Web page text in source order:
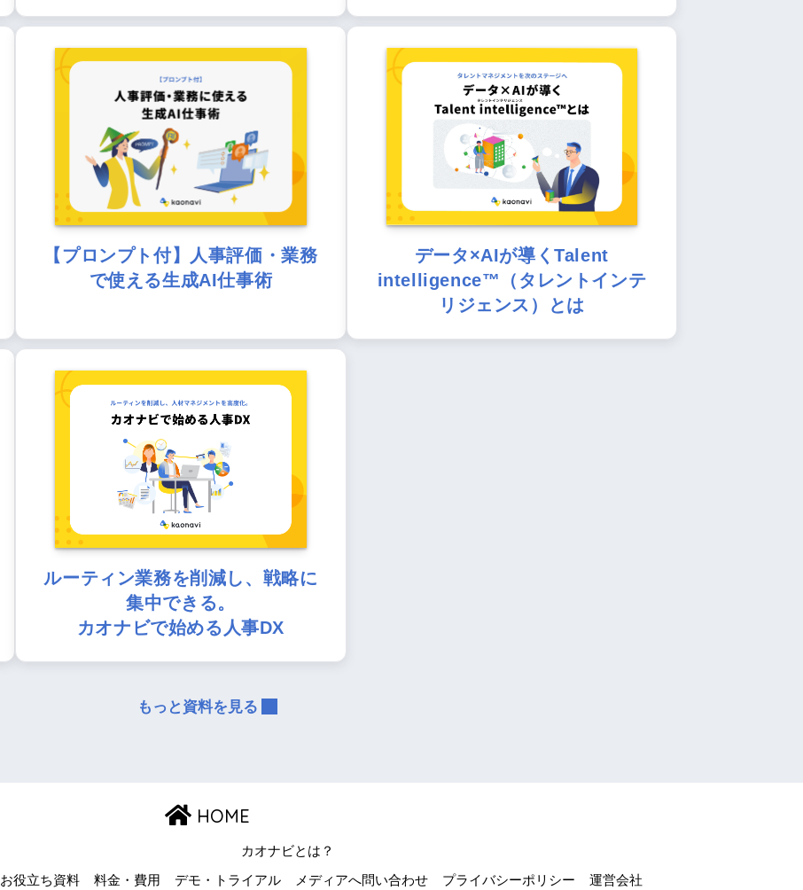
【プロンプト付】人事評価・業務
で使える生成AI仕事術
データ×AIが導くTalent
intelligence™（タレントインテ
リジェンス）とは
ルーティン業務を削減し、戦略に
集中できる。
カオナビで始める人事DX
もっと資料を見る
HOME
カオナビとは？
お役立ち資料 料金・費用 デモ・トライアル メディアへ問い合わせ プライバシーポリシー 運営会社